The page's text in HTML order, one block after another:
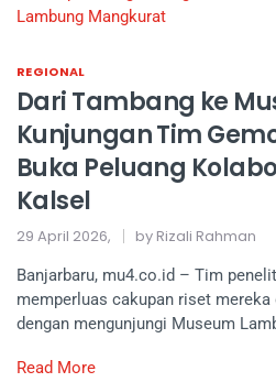
REGIONAL
Dari Tambang ke
Kunjungan Tim
Buka Peluang
Kalsel
29 April 2026, by Rizali Rahman
Banjarbaru, mu4.co.id – Tim
memperluas cakupan riset
dengan mengunjungi Museum
Read More